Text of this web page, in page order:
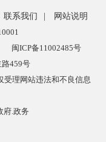
联系我们
网站说明
闽ICP备11002485号
459号
受理网站违法和不良信息
府.政务